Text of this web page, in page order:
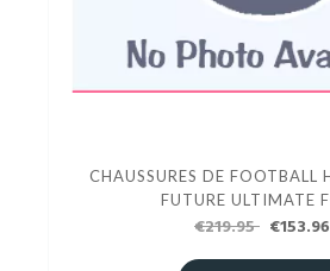
CHAUSSURES DE FOOTBALL
FUTURE ULTIMATE
€219.95 €153.96